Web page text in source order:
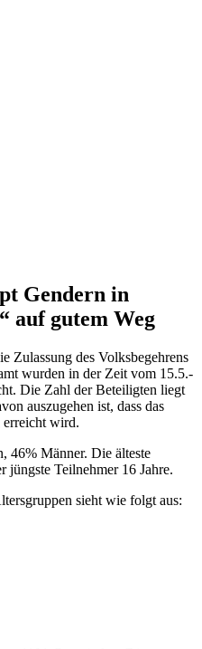
Gendern in
auf gutem Weg
Zulassung des Volksbegehrens
wurden in der Zeit vom 15.5.-
Die Zahl der Beteiligten liegt
auszugehen ist, dass das
erreicht wird.
46% Männer. Die älteste
jüngste Teilnehmer 16 Jahre.
sieht wie folgt aus: